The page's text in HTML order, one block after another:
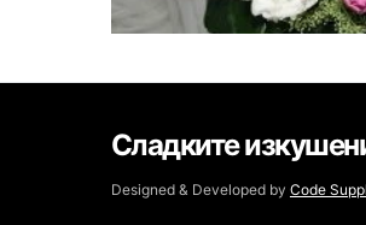
Сладките
Designed & Developed by Code